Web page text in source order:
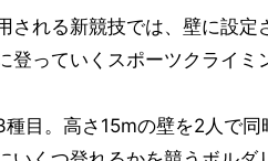
される新競技では、壁に設
登っていくスポーツクライミ
目。高さ15mの壁を2人で